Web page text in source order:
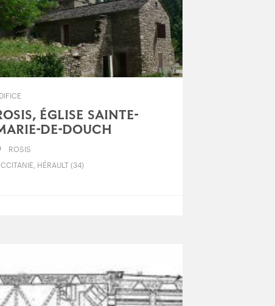
ÉGLISE SAINTE-
DE-DOUCH
ROSIS
HÉRAULT (34)